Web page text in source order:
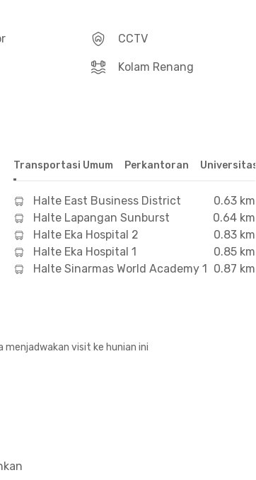
CCTV
Kolam Renang
Transportasi Umum Perkantoran Universitas
Halte East Business District
0.63 km
Halte Lapangan Sunburst
0.64 km
Halte Eka Hospital 2
0.83 km
Halte Eka Hospital 1
0.85 km
Halte Sinarmas World Academy 1 0.87 km
menjadwakan visit ke hunian ini